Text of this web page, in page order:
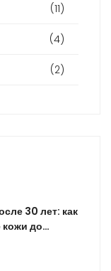
(11)
(4)
(2)
30 лет: как
кожи до